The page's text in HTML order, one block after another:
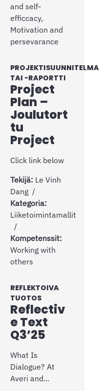
and self-
efficcacy,
Motivation and
persevarance
PROJEKTISUUNNITELMA
TAI -RAPORTTI
Project
Plan –
Joulutort
tu
Project
Click link below
Tekijä: Le Vinh
Dang
Kategoria:
Liiketoimintamallit
Kompetenssit:
Working with
others
REFLEKTOIVA
TUOTOS
Reflectiv
e Text
Q3’25
What Is
Dialogue? At
Averi and...